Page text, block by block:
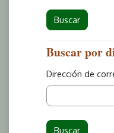
Buscar por
Buscar por
Dirección de